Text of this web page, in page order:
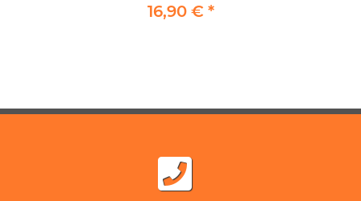
16,90 € *